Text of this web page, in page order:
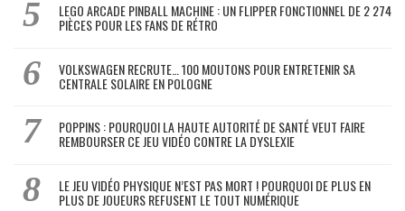
LEGO ARCADE PINBALL MACHINE : UN FLIPPER FONCTIONNEL DE 2 274
PIÈCES POUR LES FANS DE RÉTRO
VOLKSWAGEN RECRUTE… 100 MOUTONS POUR ENTRETENIR SA
CENTRALE SOLAIRE EN POLOGNE
POPPINS : POURQUOI LA HAUTE AUTORITÉ DE SANTÉ VEUT FAIRE
REMBOURSER CE JEU VIDÉO CONTRE LA DYSLEXIE
LE JEU VIDÉO PHYSIQUE N’EST PAS MORT ! POURQUOI DE PLUS EN
PLUS DE JOUEURS REFUSENT LE TOUT NUMÉRIQUE